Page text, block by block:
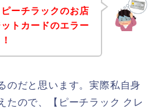
ーチラックのお店
トカードのエラー
のだと思います。実際私自身
たので、【ピーチラック クレ